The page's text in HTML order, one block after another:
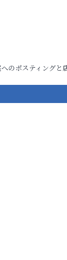
のポスティングと